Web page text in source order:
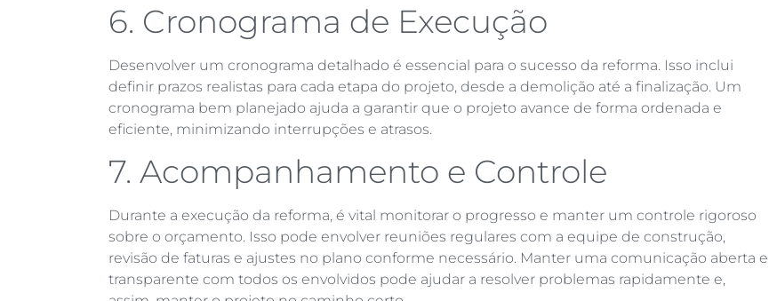
6. Cronograma de Execução
Desenvolver um cronograma detalhado é essencial para o sucesso da reforma. Isso inclui
definir prazos realistas para cada etapa do projeto, desde a demolição até a finalização. Um
cronograma bem planejado ajuda a garantir que o projeto avance de forma ordenada e
eficiente, minimizando interrupções e atrasos.
7. Acompanhamento e Controle
Durante a execução da reforma, é vital monitorar o progresso e manter um controle rigoroso
sobre o orçamento. Isso pode envolver reuniões regulares com a equipe de construção,
revisão de faturas e ajustes no plano conforme necessário. Manter uma comunicação aberta e
transparente com todos os envolvidos pode ajudar a resolver problemas rapidamente e,